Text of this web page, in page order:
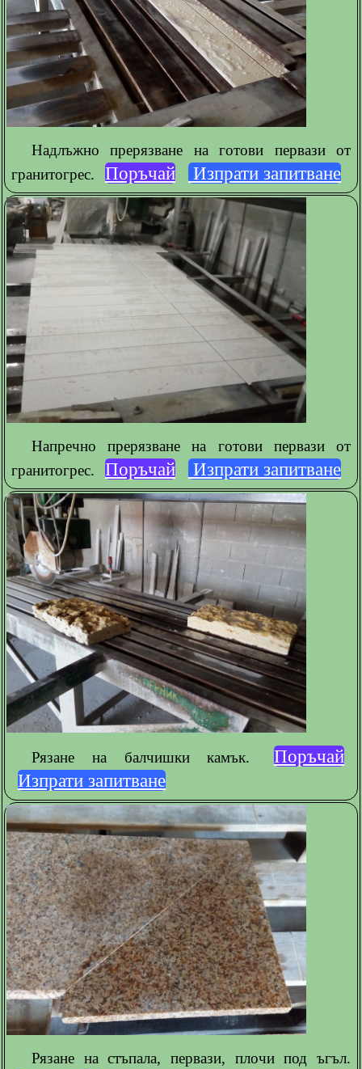
Надлъжно прерязване на готови первази от
гранитогрес.
Поръчай Изпрати запитване
Напречно прерязване на готови первази от
гранитогрес.
Поръчай Изпрати запитване
Рязане на балчишки камък.
Поръчай
Изпрати запитване
Рязане на стъпала, первази, плочи под ъгъл.